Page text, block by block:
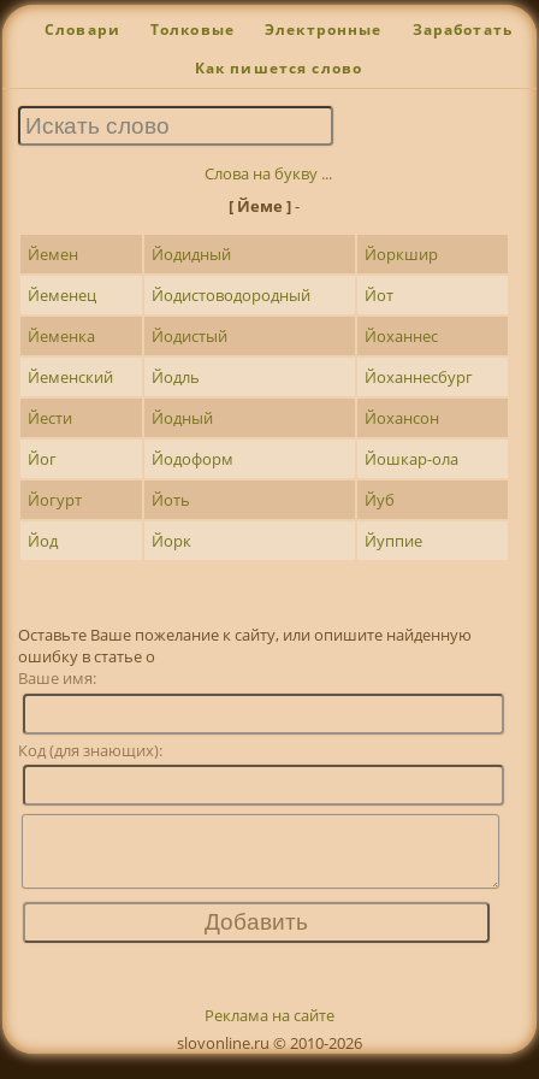
Словари Толковые Электронные Заработать
Как пишется слово
Слова на букву ...
[ Йеме ]-
Йемен Йодидный
Йоркшир
Йеменец
Йодистоводородный
Йот
Йеменка
Йодистый
Йоханнес
Йеменский
Йодль
Йоханнесбург
Йести
Йодный
Йохансон
Йог
Йодоформ
Йошкар-ола
Йогурт
Йоть
Йуб
Йод
Йорк Йуппие
Оставьте Ваше пожелание к сайту, или опишите найденную
ошибку в статье о
Ваше имя:
Код (для знающих):
Реклама на сайте
slovonline.ru © 2010-2026